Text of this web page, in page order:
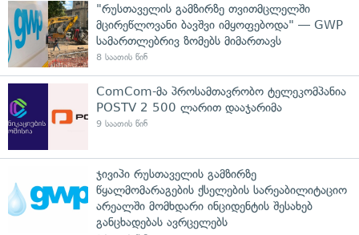
"რუსთაველის გამზირზე თვითმცლელში
მცირეწლოვანი ბავშვი იმყოფებოდა" — GWP
სამართლებრივ ზომებს მიმართავს
8 საათის წინ
ComCom-მა პროსამთავრობო ტელეკომპანია
POSTV 2 500 ლარით დააჯარიმა
9 საათის წინ
ჯივიპი რუსთაველის გამზირზე
წყალმომარაგების ქსელების სარეაბილიტაციო
არეალში მომხდარი ინციდენტის შესახებ
განცხადებას ავრცელებს